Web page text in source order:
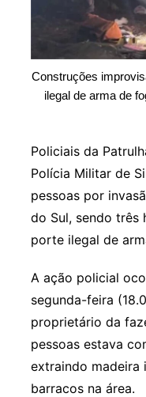
Construções
ilegal de arma de
Policiais da
Polícia Militar de
pessoas por
do Sul, sendo três
porte ilegal de
A ação policial
segunda-feira
proprietário da
pessoas estava
extraindo madeira
barracos na área.